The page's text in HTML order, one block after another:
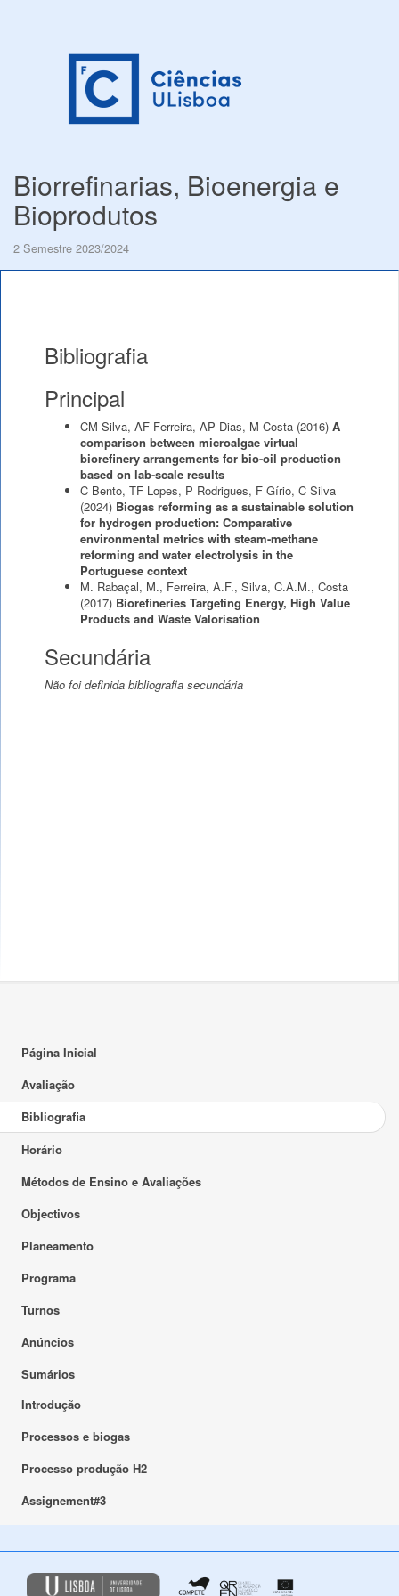
Biorrefinarias, Bioenergia e
Bioprodutos
2 Semestre 2023/2024
Bibliografia
Principal
CM Silva, AF Ferreira, AP Dias, M Costa (2016) A
comparison between microalgae virtual
biorefinery arrangements for bio-oil production
based on lab-scale results
C Bento, TF Lopes, P Rodrigues, F Gírio, C Silva
(2024) Biogas reforming as a sustainable solution
for hydrogen production: Comparative
environmental metrics with steam-methane
reforming and water electrolysis in the
Portuguese context
M. Rabaçal, M., Ferreira, A.F., Silva, C.A.M., Costa
(2017) Biorefineries Targeting Energy, High Value
Products and Waste Valorisation
Secundária
Não foi definida bibliografia secundária
Página Inicial
Avaliação
Bibliografia
Horário
Métodos de Ensino e Avaliações
Objectivos
Planeamento
Programa
Turnos
Anúncios
Sumários
Introdução
Processos e biogas
Processo produção H2
Assignement#3